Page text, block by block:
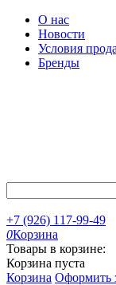
О нас
Новости
Условия
Бренды
+7 (926) 117-99-49
0Корзина
Товары в корзине:
Корзина пуста
Корзина Оформить